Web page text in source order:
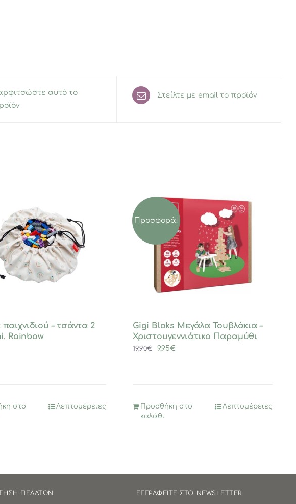
αυτό το
Στείλτε με email το προϊόν
– τσάντα 2
Rainbow
στο
Λεπτομέρειες
Προσφορά!
Gigi Bloks Μεγάλα Τουβλάκια –
Χριστουγεννιάτικο Παραμύθι
19,90€
Original
9,95€
Προσθήκη στο
καλάθι
Λεπτομέρειες
ΠΕΛΑΤΩΝ ΕΓΓΡΑΦΕΙΤΕ ΣΤΟ NEWSLETTER